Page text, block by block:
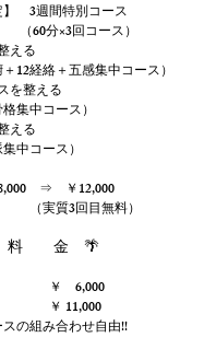
】 3週間特別コース
コース）
える
絡＋五感集中コース）
整える
中コース）
える
コース）
⇒ ￥12,000
目無料）
🌴
6,000
11,000
の組み合わせ自由!!